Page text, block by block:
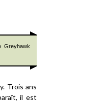
Greyhawk
Trois ans
il est